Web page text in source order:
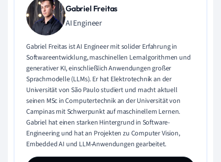
Gabriel Freitas
AI Engineer
Gabriel Freitas ist AI Engineer mit solider Erfahrung in
Softwareentwicklung, maschinellen Lernalgorithmen und
generativer KI, einschließlich Anwendungen großer
Sprachmodelle (LLMs). Er hat Elektrotechnik an der
Universität von São Paulo studiert und macht aktuell
seinen MSc in Computertechnik an der Universität von
Campinas mit Schwerpunkt auf maschinellem Lernen.
Gabriel hat einen starken Hintergrund in Software-
Engineering und hat an Projekten zu Computer Vision,
Embedded AI und LLM-Anwendungen gearbeitet.